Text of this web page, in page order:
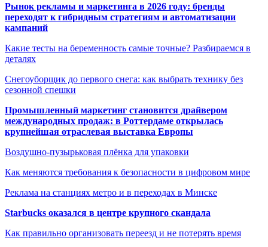
Рынок рекламы и маркетинга в 2026 году: бренды
переходят к гибридным стратегиям и автоматизации
кампаний
Какие тесты на беременность самые точные? Разбираемся в
деталях
Снегоуборщик до первого снега: как выбрать технику без
сезонной спешки
Промышленный маркетинг становится драйвером
международных продаж: в Роттердаме открылась
крупнейшая отраслевая выставка Европы
Воздушно-пузырьковая плёнка для упаковки
Как меняются требования к безопасности в цифровом мире
Реклама на станциях метро и в переходах в Минске
Starbucks оказался в центре крупного скандала
Как правильно организовать переезд и не потерять время